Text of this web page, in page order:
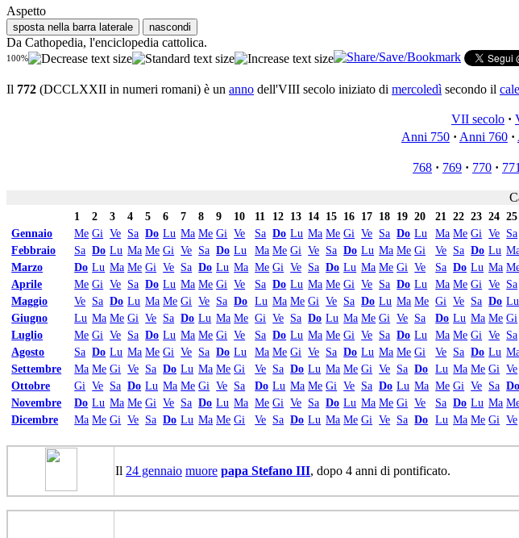
Aspetto
sposta nella barra laterale nascondi
Da Cathopedia, l'enciclopedia cattolica.
100%
Il 772 (DCCLXXII in numeri romani) è un anno dell'VIII secolo iniziato di mercoledì secondo il
VII secolo ·
Anni 750 · Anni 760 ·
768 · 769 · 770 · 771
1 2 3 4 5 6 7 8 9 10 11 12 13 14 15 16 17 18 19 20 21 22 23 24 25
Gennaio
Me Gi Ve Sa Do Lu Ma Me Gi Ve Sa Do Lu Ma Me Gi Ve Sa Do Lu Ma Me Gi Ve Sa
Febbraio
Sa Do Lu Ma Me Gi Ve Sa Do Lu Ma Me Gi Ve Sa Do Lu Ma Me Gi Ve Sa Do Lu
Marzo
Do Lu Ma Me Gi Ve Sa Do Lu Ma Me Gi Ve Sa Do Lu Ma Me Gi Ve Sa Do Lu Ma
Aprile
Me Gi Ve Sa Do Lu Ma Me Gi Ve Sa Do Lu Ma Me Gi Ve Sa Do Lu Ma Me Gi Ve Sa
Maggio
Ve Sa Do Lu Ma Me Gi Ve Sa Do Lu Ma Me Gi Ve Sa Do Lu Ma Me Gi Ve Sa Do Lu
Giugno
Lu Ma Me Gi Ve Sa Do Lu Ma Me Gi Ve Sa Do Lu Ma Me Gi Ve Sa Do Lu Ma Me Gi
Luglio
Me Gi Ve Sa Do Lu Ma Me Gi Ve Sa Do Lu Ma Me Gi Ve Sa Do Lu Ma Me Gi Ve Sa
Agosto
Sa Do Lu Ma Me Gi Ve Sa Do Lu Ma Me Gi Ve Sa Do Lu Ma Me Gi Ve Sa Do Lu
Settembre
Ma Me Gi Ve Sa Do Lu Ma Me Gi Ve Sa Do Lu Ma Me Gi Ve Sa Do Lu Ma Me Gi Ve
Ottobre
Gi Ve Sa Do Lu Ma Me Gi Ve Sa Do Lu Ma Me Gi Ve Sa Do Lu Ma Me Gi Ve Sa Do
Novembre
Do Lu Ma Me Gi Ve Sa Do Lu Ma Me Gi Ve Sa Do Lu Ma Me Gi Ve Sa Do Lu Ma
Dicembre
Ma Me Gi Ve Sa Do Lu Ma Me Gi Ve Sa Do Lu Ma Me Gi Ve Sa Do Lu Ma Me Gi Ve
Il 24 gennaio muore papa Stefano III, dopo 4 anni di pontificato.